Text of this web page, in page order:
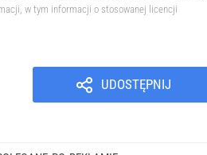
w tym informacji o stosowanej licencji
UDOSTĘPNIJ